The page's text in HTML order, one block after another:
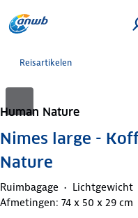
Reisartikelen
Human Nature
Nimes large -
Nature
Ruimbagage Lichtgewicht
Afmetingen: 74 x 50 x 29 cm